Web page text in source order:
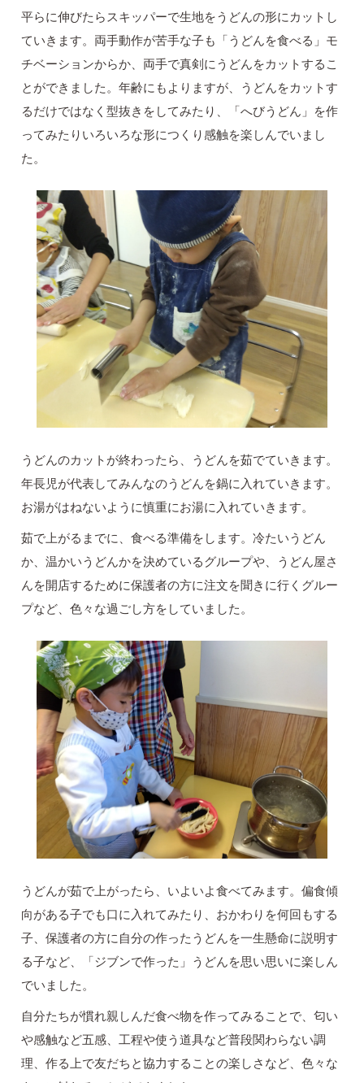
平らに伸びたらスキッパーで生地をうどんの形にカットし
ていきます。両手動作が苦手な子も「うどんを食べる」モ
チベーションからか、両手で真剣にうどんをカットするこ
とができました。年齢にもよりますが、うどんをカットす
るだけではなく型抜きをしてみたり、「へびうどん」を作
ってみたりいろいろな形につくり感触を楽しんでいまし
た。
うどんのカットが終わったら、うどんを茹でていきます。
年長児が代表してみんなのうどんを鍋に入れていきます。
お湯がはねないように慎重にお湯に入れていきます。
茹で上がるまでに、食べる準備をします。冷たいうどん
か、温かいうどんかを決めているグループや、うどん屋さ
んを開店するために保護者の方に注文を聞きに行くグルー
プなど、色々な過ごし方をしていました。
うどんが茹で上がったら、いよいよ食べてみます。偏食傾
向がある子でも口に入れてみたり、おかわりを何回もする
子、保護者の方に自分の作ったうどんを一生懸命に説明す
る子など、「ジブンで作った」うどんを思い思いに楽しん
でいました。
自分たちが慣れ親しんだ食べ物を作ってみることで、匂い
や感触など五感、工程や使う道具など普段関わらない調
理、作る上で友だちと協力することの楽しさなど、色々な